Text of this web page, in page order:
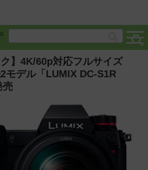
ク】4K/60p対応フルサイズ
モデル「LUMIX DC-S1R
売